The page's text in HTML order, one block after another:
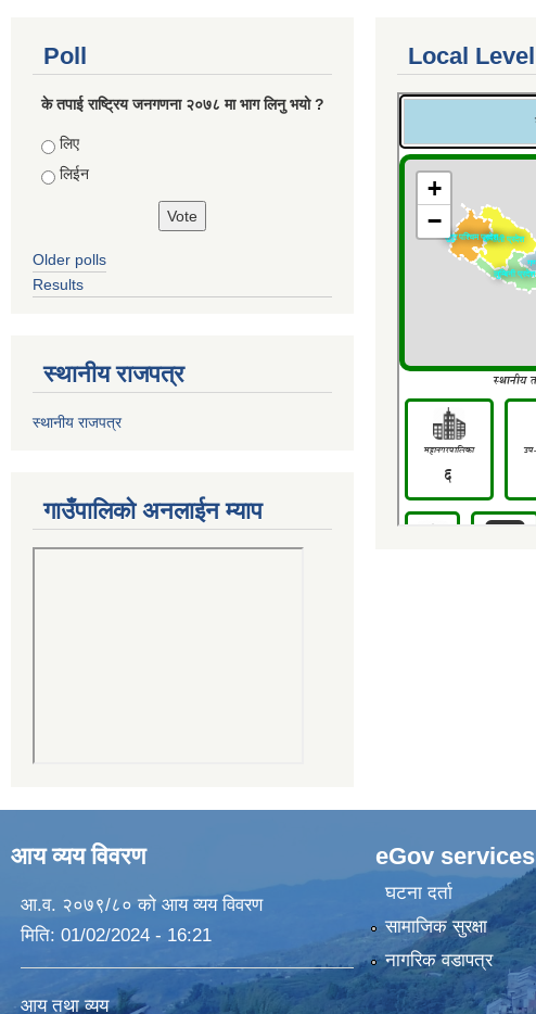
Poll
के तपाई राष्ट्रिय जनगणना २०७८ मा भाग लिनु भयो ?
Choices
लिए
लिईन
Older polls
Results
स्थानीय राजपत्र
स्थानीय राजपत्र
गाउँपालिको अनलाईन म्याप
Local Level
आय व्यय विवरण
आ.व. २०७९/८० को आय व्यय विवरण
मिति: 01/02/2024 - 16:21
आय तथा व्यय
eGov services
घटना दर्ता
सामाजिक सुरक्षा
नागरिक वडापत्र